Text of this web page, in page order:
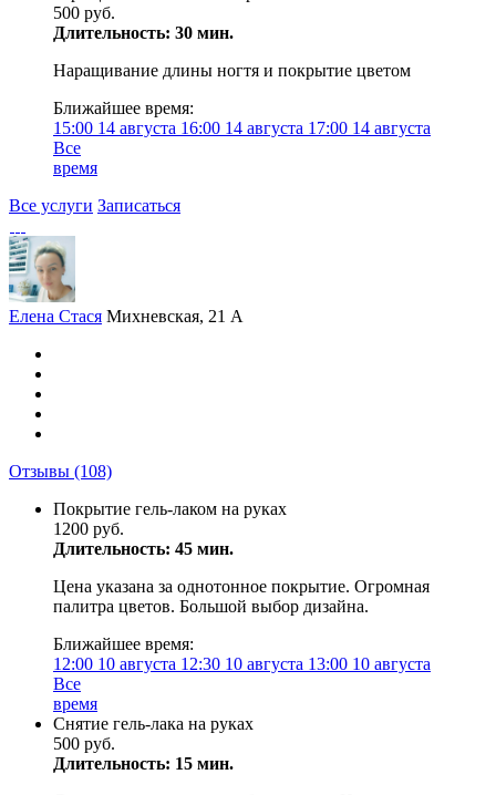
500 руб.
Длительность: 30 мин.
Наращивание длины ногтя и покрытие цветом
Ближайшее время:
15:00 14 августа 16:00 14 августа 17:00 14 августа
Все
время
Все услуги Записаться
Елена Стася Михневская, 21 А
Отзывы (108)
Покрытие гель-лаком на руках
1200 руб.
Длительность: 45 мин.
Цена указана за однотонное покрытие. Огромная
палитра цветов. Большой выбор дизайна.
Ближайшее время:
12:00 10 августа 12:30 10 августа 13:00 10 августа
Все
время
Снятие гель-лака на руках
500 руб.
Длительность: 15 мин.